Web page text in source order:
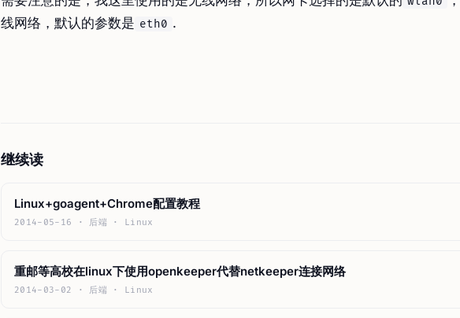
线网络，默认的参数是 eth0 .
继续读
Linux+goagent+Chrome配置教程
2014-05-16 · 后端 · Linux
重邮等高校在linux下使用openkeeper代替netkeeper连接网络
2014-03-02 · 后端 · Linux